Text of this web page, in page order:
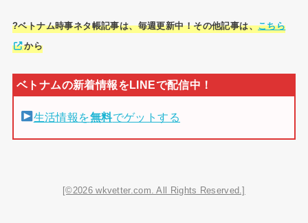
?ベトナム時事ネタ帳記事は、毎週更新中！その他記事は、こちら
から
生活情報を無料でゲットする
[©2026 wkvetter.com. All Rights Reserved.]